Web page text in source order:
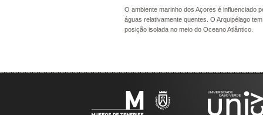
O ambiente marinho dos Açores é influenciado
águas relativamente quentes. O Arquipélago
posição isolada no meio do Oceano Atlântico.